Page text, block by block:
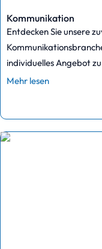
Kommunikation
Entdecken Sie unsere
individuelles Angebot
Mehr lesen